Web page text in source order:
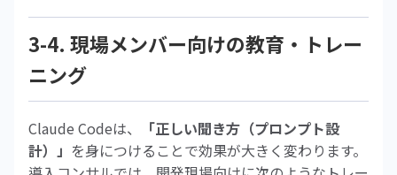
3-4. 現場メンバー向けの教育・トレー
ニング
Claude Codeは、
「正しい聞き方（プロンプト設
計）」 を身につけることで効果が大きく変わります。